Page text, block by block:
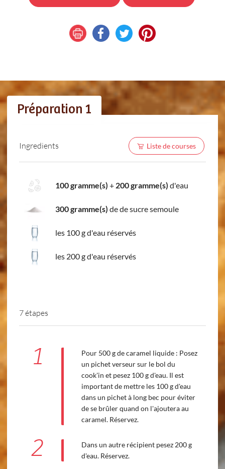
Préparation 1
Ingredients Liste de courses
100 gramme(s) + 200 gramme(s) d'eau
300 gramme(s) de de sucre semoule
les 100 g d'eau réservés
les 200 g d'eau réservés
7 étapes
1
Pour 500 g de caramel liquide : Posez
un pichet verseur sur le bol du
cook'in et pesez 100 g d'eau. Il est
important de mettre les 100 g d'eau
dans un pichet à long bec pour éviter
de se brûler quand on l'ajoutera au
caramel. Réservez.
2
Dans un autre récipient pesez 200 g
d'eau. Réservez.